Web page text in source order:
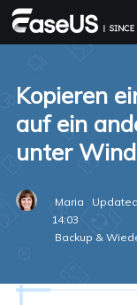
Kopieren
auf ein
unter
Maria
14:03
Backup &